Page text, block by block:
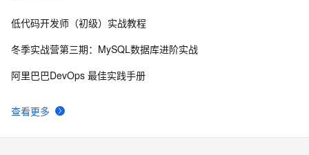
8 回顾 | Kafka x Flink Meetup 与世界人工智能大会大
查看更多
低代码开发师（初级）实战教程
冬季实战营第三期：MySQL数据库进阶实战
阿里巴巴DevOps 最佳实践手册